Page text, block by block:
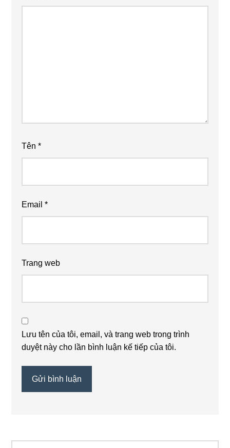
Tên*
Email*
Trang web
Lưu tên của tôi, email, và trang web trong trình
duyệt này cho lần bình luận kế tiếp của tôi.